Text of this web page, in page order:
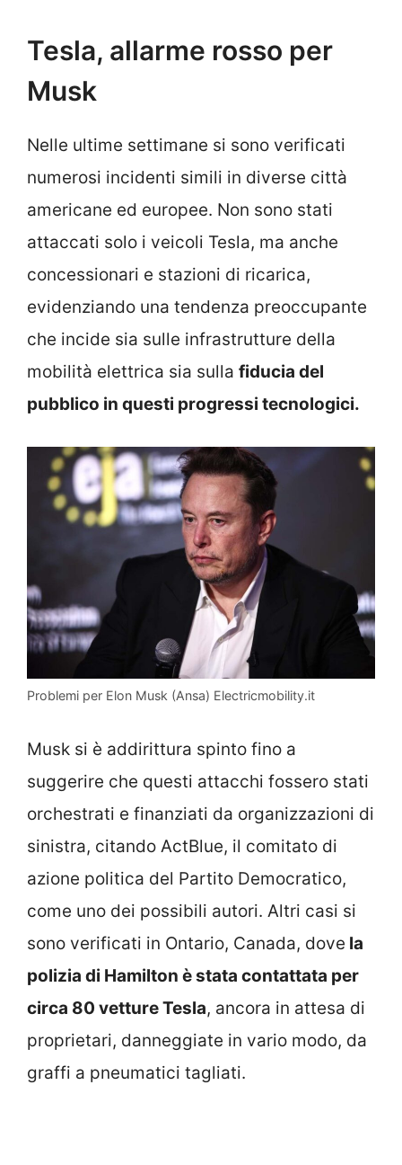
Tesla, allarme rosso per
Musk
Nelle ultime settimane si sono verificati
numerosi incidenti simili in diverse città
americane ed europee. Non sono stati
attaccati solo i veicoli Tesla, ma anche
concessionari e stazioni di ricarica,
evidenziando una tendenza preoccupante
che incide sia sulle infrastrutture della
mobilità elettrica sia sulla fiducia del
pubblico in questi progressi tecnologici.
Problemi per Elon Musk (Ansa) Electricmobility.it
Musk si è addirittura spinto fino a
suggerire che questi attacchi fossero stati
orchestrati e finanziati da organizzazioni di
sinistra, citando ActBlue, il comitato di
azione politica del Partito Democratico,
come uno dei possibili autori. Altri casi si
sono verificati in Ontario, Canada, dove la
polizia di Hamilton è stata contattata per
circa 80 vetture Tesla, ancora in attesa di
proprietari, danneggiate in vario modo, da
graffi a pneumatici tagliati.